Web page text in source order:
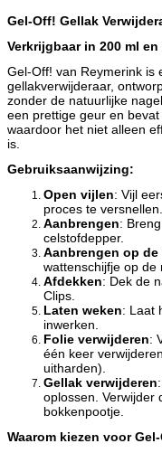
Gel-Off! Gellak
Verkrijgbaar in 200 ml en
Gel-Off! van Reymerink is
gellakverwijderaar,
zonder de natuurlijke
een prettige geur en
waardoor het niet alleen
is.
Gebruiksaanwijzing:
Open vijlen: Vijl
proces te versnellen.
Aanbrengen:
celstofdepper.
Aanbrengen op de
wattenschijfje op de
Afdekken: Dek de
Clips.
Laten weken: Laat
inwerken.
Folie verwijderen:
één keer
uitharden).
Gellak verwijderen
oplossen. Verwijder
bokkenpootje.
Waarom kiezen voor